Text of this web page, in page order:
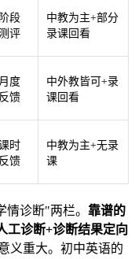
阶段
评
中教为主+部分
录课回看
月度
反馈
中外教皆可+录
课回看
时
反馈
中教为主+无录
课
诊断"两栏。 靠谱的
工诊断+诊断结果定向
重大。初中英语的